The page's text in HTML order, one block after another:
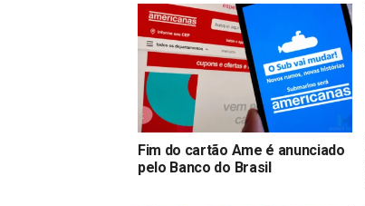
Fim do cartão Ame é anunciado
pelo Banco do Brasil